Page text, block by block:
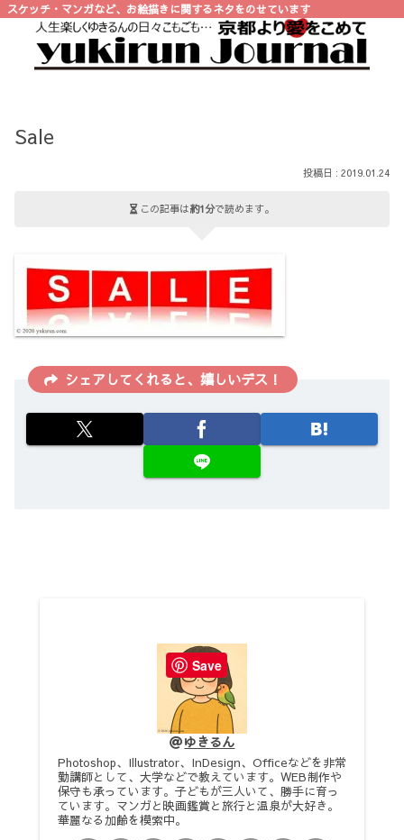
スケッチ・マンガなど、お絵描きに関するネタをのせています
Sale
2019.01.24
この記事は約1分で読めます。
シェアしてくれると、嬉しいデス！
ゆきるん
Photoshop、Illustrator、InDesign、Officeなどを非常
勤講師として、大学などで教えています。WEB制作や
保守も承っています。子どもが三人いて、勝手に育っ
ています。マンガと映画鑑賞と旅行と温泉が大好き。
華麗なる加齢を模索中。
Save